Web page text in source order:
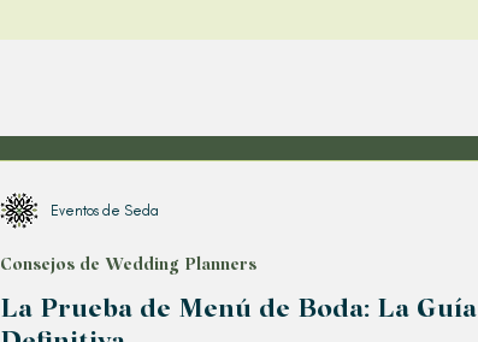
La Prueba de Menú de Boda: La Guía
Consejos de Wedding Planners
Eventos de Seda